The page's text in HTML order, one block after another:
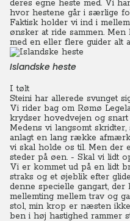
deres egne heste med. Vi
hvor hestene går i særlige
Faktisk holder vi ind i
ønsker at ride sammen.
med en eller flere guider alt
Islandske heste
I tølt
Steini har allerede svunget
Vi rider bag om Rømø
krydser hovedvejen og
Medens vi langsomt
anlagt en lang række
vi skal holde os til. Men der
steder på øen. - Skal vi lidt
Vi er kommet ud på en lidt
straks og et øjeblik efter
denne specielle gangart,
mellemting mellem trav og
stol, min krop er næsten
ben i høj hastighed rammer